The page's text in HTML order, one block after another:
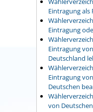
Eintragung als
Eintragung
Eintragung
Deutschland
Eintragung
Deutschen
von